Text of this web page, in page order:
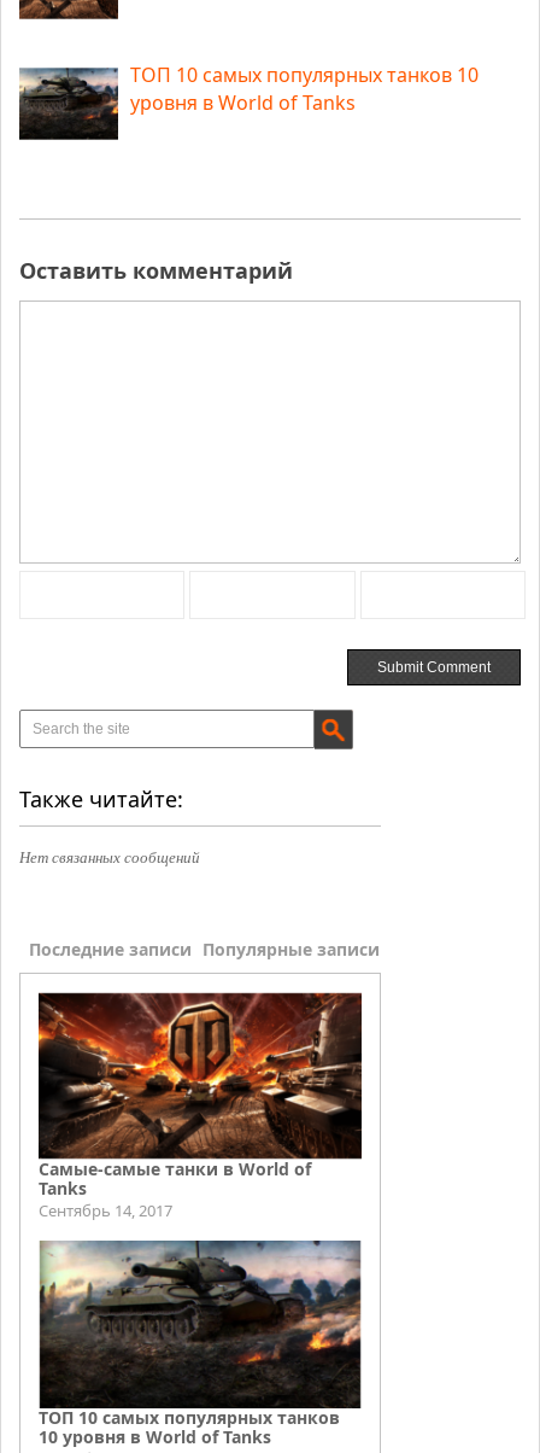
ТОП 10 самых популярных танков 10
уровня в World of Tanks
Оставить комментарий
Также читайте:
Нет связанных сообщений
Последние записи Популярные записи
Самые-самые танки в World of
Tanks
Сентябрь 14, 2017
ТОП 10 самых популярных танков
10 уровня в World of Tanks